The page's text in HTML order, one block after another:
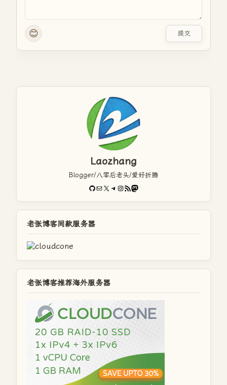
😊 提交
Laozhang
Blogger/八零后老头/爱好折腾
GitHub
电子邮件X Telegram
Instagram
RSS FeedMastodon
老张博客同款服务器
老张博客推荐海外服务器